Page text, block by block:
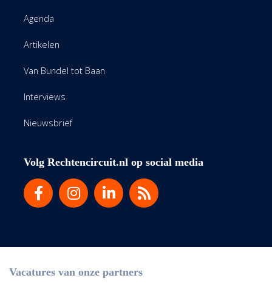
Agenda
Artikelen
Van Bundel tot Baan
Interviews
Nieuwsbrief
Volg Rechtencircuit.nl op social media
Vacatures van onze partners